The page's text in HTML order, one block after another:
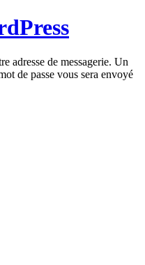
adresse de messagerie. Un
de passe vous sera envoyé